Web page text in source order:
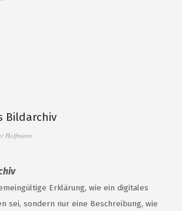
Bildarchiv
Hoffmann
Erklärung, wie ein digitales
sei, sondern nur eine Beschreibung, wie